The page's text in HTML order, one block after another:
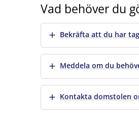
Vad behöver du
Visa merBekräfta att du har
Visa merMeddela om du
Visa merKontakta domstolen